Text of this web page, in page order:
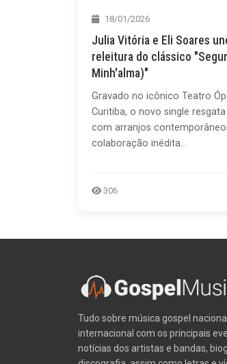
18/01/2026
Julia Vitória e Eli Soares
releitura do clássico
Minh'alma)"
Gravado no icônico Teatro
Curitiba, o novo single
com arranjos
colaboração inédita...
306
Tudo sobre música gospel
internacional com os principais
notícias dos artistas e bandas,